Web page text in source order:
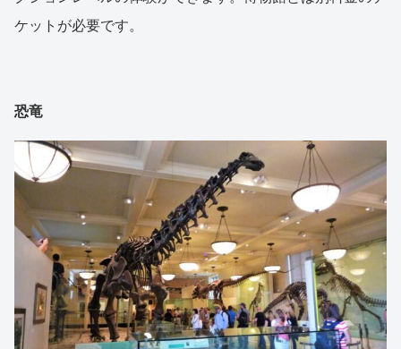
ケットが必要です。
恐竜